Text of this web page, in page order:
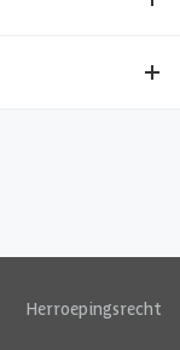
Herroepingsrecht